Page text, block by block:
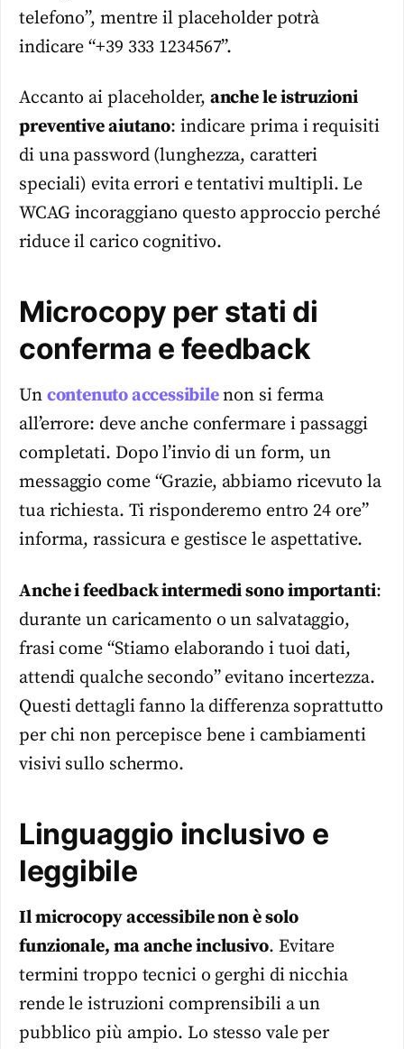
telefono”, mentre il placeholder potrà
indicare “+39 333 1234567”.
Accanto ai placeholder, anche le istruzioni
preventive aiutano: indicare prima i requisiti
di una password (lunghezza, caratteri
speciali) evita errori e tentativi multipli. Le
WCAG incoraggiano questo approccio perché
riduce il carico cognitivo.
Microcopy per stati di
conferma e feedback
Un contenuto accessibilenon si ferma
all’errore: deve anche confermare i passaggi
completati. Dopo l’invio di un form, un
messaggio come “Grazie, abbiamo ricevuto la
tua richiesta. Ti risponderemo entro 24 ore”
informa, rassicura e gestisce le aspettative.
Anche i feedback intermedi sono importanti:
durante un caricamento o un salvataggio,
frasi come “Stiamo elaborando i tuoi dati,
attendi qualche secondo” evitano incertezza.
Questi dettagli fanno la differenza soprattutto
per chi non percepisce bene i cambiamenti
visivi sullo schermo.
Linguaggio inclusivo e
leggibile
Il microcopy accessibile non è solo
funzionale, ma anche inclusivo. Evitare
termini troppo tecnici o gerghi di nicchia
rende le istruzioni comprensibili a un
pubblico più ampio. Lo stesso vale per